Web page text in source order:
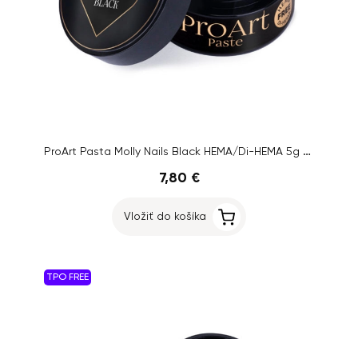
ProArt Pasta Molly Nails Black HEMA/Di-HEMA 5g no. 13
7,80 €
Vložiť do košíka
TPO FREE